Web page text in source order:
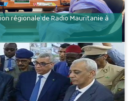
régionale de Radio Mauritanie à